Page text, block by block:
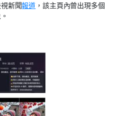
視新聞報道 ，該主頁內曾出現多個